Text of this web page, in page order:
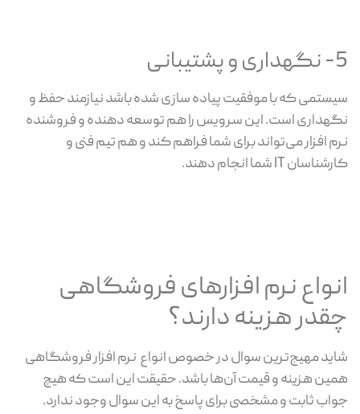
5- نگهداری و پشتیبانی
سیستمی که با موفقیت پیاده سازی شده باشد نیازمند حفظ و
نگهداری است. این سرویس را هم توسعه دهنده و فروشنده
نرم افزار می‌تواند برای شما فراهم کند و هم تیم فنی و
کارشناسان IT شما انجام دهند.
انواع نرم افزارهای فروشگاهی
چقدر هزینه دارند؟
شاید مهیج‌ترین سوال در خصوص انواع نرم افزار فروشگاهی
همین هزینه و قیمت آن‌ها باشد. حقیقت این است که هیچ
جواب ثابت و مشخصی برای پاسخ به این سوال وجود ندارد.